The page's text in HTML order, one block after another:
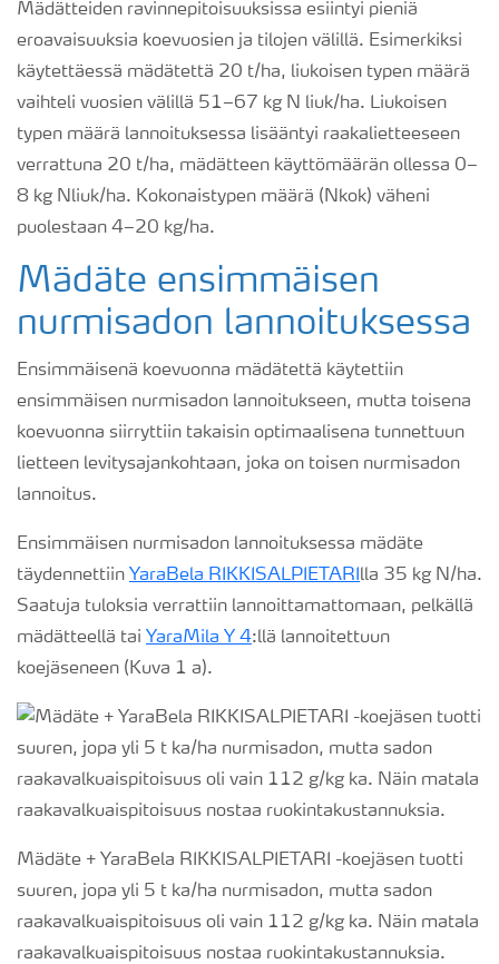
Mädätteiden ravinnepitoisuuksissa esiintyi pieniä
eroavaisuuksia koevuosien ja tilojen välillä. Esimerkiksi
käytettäessä mädätettä 20 t/ha, liukoisen typen määrä
vaihteli vuosien välillä 51–67 kg N liuk/ha. Liukoisen
typen määrä lannoituksessa lisääntyi raakalietteeseen
verrattuna 20 t/ha, mädätteen käyttömäärän ollessa 0–
8 kg Nliuk/ha. Kokonaistypen määrä (Nkok) väheni
puolestaan 4–20 kg/ha.
Mädäte ensimmäisen
nurmisadon lannoituksessa
Ensimmäisenä koevuonna mädätettä käytettiin
ensimmäisen nurmisadon lannoitukseen, mutta toisena
koevuonna siirryttiin takaisin optimaalisena tunnettuun
lietteen levitysajankohtaan, joka on toisen nurmisadon
lannoitus.
Ensimmäisen nurmisadon lannoituksessa mädäte
täydennettiin YaraBela RIKKISALPIETARIlla 35 kg N/ha.
Saatuja tuloksia verrattiin lannoittamattomaan, pelkällä
mädätteellä tai YaraMila Y 4:llä lannoitettuun
koejäseneen (Kuva 1 a).
Mädäte + YaraBela RIKKISALPIETARI -koejäsen tuotti
suuren, jopa yli 5 t ka/ha nurmisadon, mutta sadon
raakavalkuaispitoisuus oli vain 112 g/kg ka. Näin matala
raakavalkuaispitoisuus nostaa ruokintakustannuksia.